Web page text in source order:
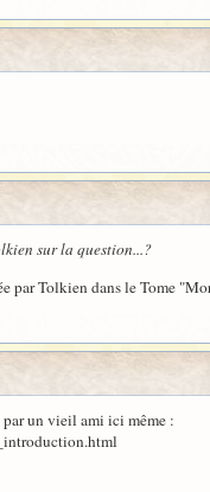
sur la question...?
par Tolkien dans le Tome
un vieil ami ici même :